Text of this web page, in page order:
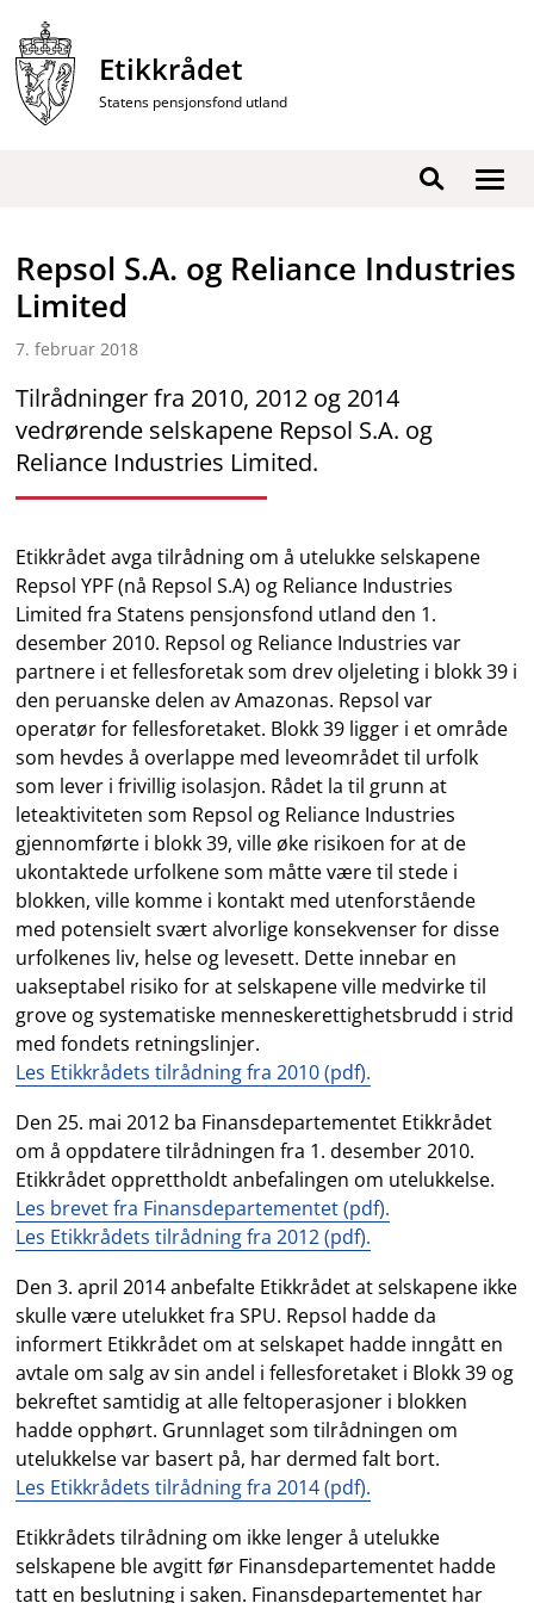
innhold
Etikkrådet
Statens pensjonsfond utland
Vis
Søk
Repsol S.A. og Reliance Industries
Limited
7. februar 2018
Tilrådninger fra 2010, 2012 og 2014
vedrørende selskapene Repsol S.A. og
Reliance Industries Limited.
Etikkrådet avga tilrådning om å utelukke selskapene
Repsol YPF (nå Repsol S.A) og Reliance Industries
Limited fra Statens pensjonsfond utland den 1.
desember 2010. Repsol og Reliance Industries var
partnere i et fellesforetak som drev oljeleting i blokk 39 i
den peruanske delen av Amazonas. Repsol var
operatør for fellesforetaket. Blokk 39 ligger i et område
som hevdes å overlappe med leveområdet til urfolk
som lever i frivillig isolasjon. Rådet la til grunn at
leteaktiviteten som Repsol og Reliance Industries
gjennomførte i blokk 39, ville øke risikoen for at de
ukontaktede urfolkene som måtte være til stede i
blokken, ville komme i kontakt med utenforstående
med potensielt svært alvorlige konsekvenser for disse
urfolkenes liv, helse og levesett. Dette innebar en
uakseptabel risiko for at selskapene ville medvirke til
grove og systematiske menneskerettighetsbrudd i strid
med fondets retningslinjer.
Les Etikkrådets tilrådning fra 2010 (pdf).
Den 25. mai 2012 ba Finansdepartementet Etikkrådet
om å oppdatere tilrådningen fra 1. desember 2010.
Etikkrådet opprettholdt anbefalingen om utelukkelse.
Les brevet fra Finansdepartementet (pdf).
Les Etikkrådets tilrådning fra 2012 (pdf).
Den 3. april 2014 anbefalte Etikkrådet at selskapene ikke
skulle være utelukket fra SPU. Repsol hadde da
informert Etikkrådet om at selskapet hadde inngått en
avtale om salg av sin andel i fellesforetaket i Blokk 39 og
bekreftet samtidig at alle feltoperasjoner i blokken
hadde opphørt. Grunnlaget som tilrådningen om
utelukkelse var basert på, har dermed falt bort.
Les Etikkrådets tilrådning fra 2014 (pdf).
Etikkrådets tilrådning om ikke lenger å utelukke
selskapene ble avgitt før Finansdepartementet hadde
tatt en beslutning i saken. Finansdepartementet har